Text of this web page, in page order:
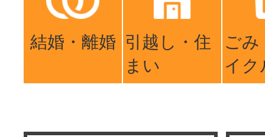
結婚・離婚 引越し・住
まい
ごみ
イク